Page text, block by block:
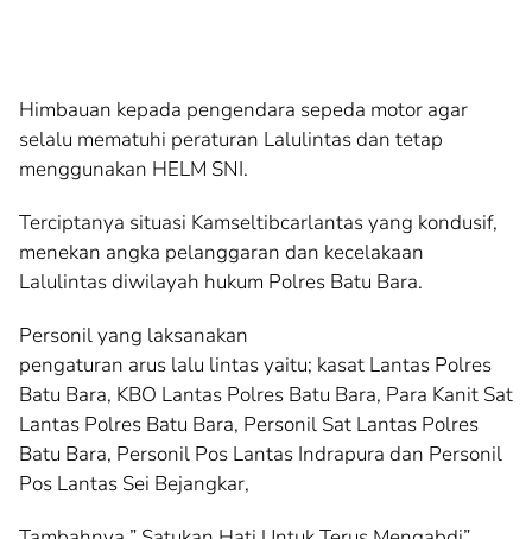
Himbauan kepada pengendara sepeda motor agar
selalu mematuhi peraturan Lalulintas dan tetap
menggunakan HELM SNI.
Terciptanya situasi Kamseltibcarlantas yang kondusif,
menekan angka pelanggaran dan kecelakaan
Lalulintas diwilayah hukum Polres Batu Bara.
Personil yang laksanakan
pengaturan arus lalu lintas yaitu; kasat Lantas Polres
Batu Bara, KBO Lantas Polres Batu Bara, Para Kanit Sat
Lantas Polres Batu Bara, Personil Sat Lantas Polres
Batu Bara, Personil Pos Lantas Indrapura dan Personil
Pos Lantas Sei Bejangkar,